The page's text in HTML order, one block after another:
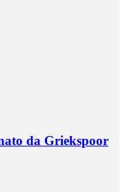
da Griekspoor